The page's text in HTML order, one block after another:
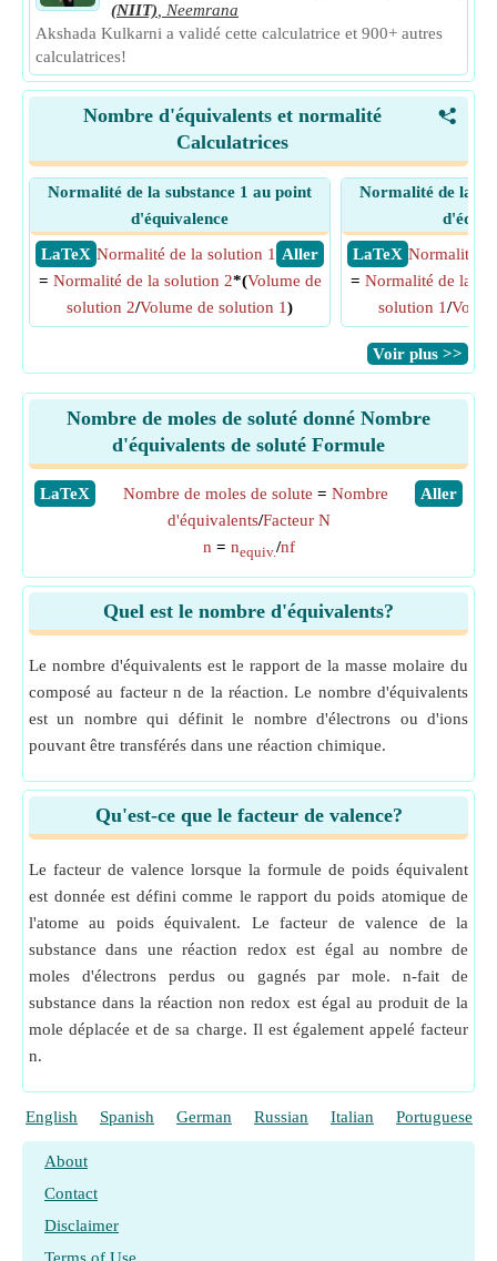
(NIIT)
Neemrana
Akshada Kulkarni a validé cette calculatrice et 900+ autres
calculatrices!
<
Nombre d'équivalents et normalité
Calculatrices
Normalité de la substance 1 au point
d'équivalence
​ LaTeX
​ Aller
Normalité de la solution 1
= Normalité de la solution 2*(Volume de
solution 2/Volume de solution 1)
Normalité de la
​ LaTeX Normalité
= Normalité de la
solution 1/
​Voir plus >>
Nombre de moles de soluté donné Nombre
d'équivalents de soluté Formule
​LaTeX ​Aller
Nombre de moles de solute = Nombre
d'équivalents/Facteur N
n = nequiv./nf
Quel est le nombre d'équivalents?
Le nombre d'équivalents est le rapport de la masse molaire du
composé au facteur n de la réaction. Le nombre d'équivalents
est un nombre qui définit le nombre d'électrons ou d'ions
pouvant être transférés dans une réaction chimique.
Qu'est-ce que le facteur de valence?
Le facteur de valence lorsque la formule de poids équivalent
est donnée est défini comme le rapport du poids atomique de
l'atome au poids équivalent. Le facteur de valence de la
substance dans une réaction redox est égal au nombre de
moles d'électrons perdus ou gagnés par mole. n-fait de
substance dans la réaction non redox est égal au produit de la
mole déplacée et de sa charge. Il est également appelé facteur
n.
English Spanish German Russian Italian Portuguese
About
Contact
Disclaimer